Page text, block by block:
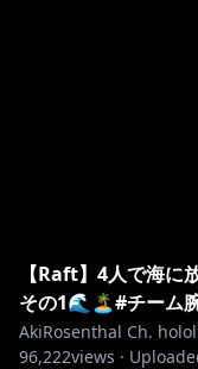
【Raft】4人で海に
その1🌊🏝️#チーム腕
AkiRosenthal Ch.
96,222views ·